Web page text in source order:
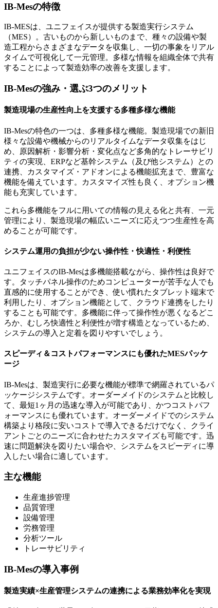
IB-Mesの特徴
IB-MESは、ユニフェイスが提供する製造実行システム
（MES）。古いものから新しいものまで、種々の設備や製
造工程からさまざまなデータを収集し、一切の事象をリアル
タイムで可視化して一元管理。多様な情報を組織全体で共有
することによって製造効率の改善を支援します。
IB-Mesの強み・選ぶ3つのメリット
製造現場の生産性向上を支援する多種多様な機能
IB-Mesの特色の一つは、多種多様な機能。製造現場での新旧
様々な設備や機械からのリアルタイムなデータ収集をはじ
め、原因解析・影響分析・変化点など多角的なトレーサビリ
ティの実現、ERPなど基幹システム（及び他システム）との
連携、カスタマイズ・アドオンによる機能拡充まで、豊富な
機能を備えています。カスタマイズ性も良く、オプション機
能も充実しています。
これら多機能をフルに用いての情報の見える化と共有、一元
管理により、製造現場の幅広いニーズに応えつつ生産性を高
めることが可能です。
システム運用の負担が少ない操作性・快適性・利便性
ユニフェイスのIB-Mesは多機能搭載ながら、操作性は良好で
す。タッチパネル操作のためコンピューターが苦手な人でも
直感的に使用することができ、使い慣れたタブレット端末で
利用したり、オプション機能として、クラウド連携をしたり
することも可能です。多機能に伴って操作性が悪くなるどこ
ろか、むしろ快適性と利便性が増す構造となっているため、
システムの導入と定着を図りやすいでしょう。
スピーディ＆コストパフォーマンスにも優れたMESパッケ
ージ
IB-Mesは、製造実行に必要な機能が標準で網羅されているパ
ッケージシステムです。オーダーメイドのシステムと比較し
て、最短1ヶ月の迅速な導入が可能であり、かつコストパフ
ォーマンスにも優れています。オーダーメイドでのシステム
構築より格段に安いコストで導入できるだけでなく、クライ
アントごとのニーズに合わせたカスタマイズも可能です。迅
速に問題解決を図りたい場合や、システムをスピーディに導
入したい場合に適しています。
主な機能
生産進捗管理
品質管理
設備管理
労務管理
分析ツール
トレーサビリティ
IB-Mesの導入事例
製造実績×生産管理システムの連携による業務効率化を実現